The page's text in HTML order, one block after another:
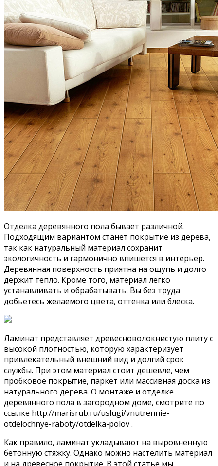
Отделка деревянного пола бывает различной.
Подходящим вариантом станет покрытие из дерева,
так как натуральный материал сохранит
экологичность и гармонично впишется в интерьер.
Деревянная поверхность приятна на ощупь и долго
держит тепло. Кроме того, материал легко
устанавливать и обрабатывать. Вы без труда
добьетесь желаемого цвета, оттенка или блеска.
Ламинат представляет древесноволокнистую плиту с
высокой плотностью, которую характеризует
привлекательный внешний вид и долгий срок
службы. При этом материал стоит дешевле, чем
пробковое покрытие, паркет или массивная доска из
натурального дерева. О монтаже и отделке
деревянного пола в загородном доме, смотрите по
ссылке http://marisrub.ru/uslugi/vnutrennie-
otdelochnye-raboty/otdelka-polov .
Как правило, ламинат укладывают на выровненную
бетонную стяжку. Однако можно настелить материал
и на древесное покрытие. В этой статье мы